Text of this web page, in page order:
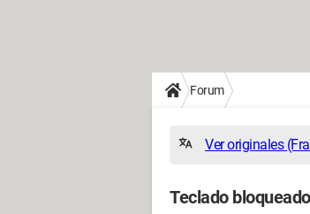
Forum
Ver originales
Teclado